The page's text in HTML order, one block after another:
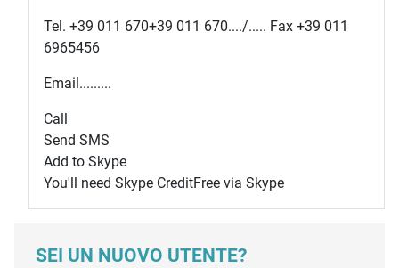
Tel. +39 011 670+39 011 670..../..... Fax +39 011
6965456
Email.........
Call
Send SMS
Add to Skype
You'll need Skype CreditFree via Skype
SEI UN NUOVO UTENTE?